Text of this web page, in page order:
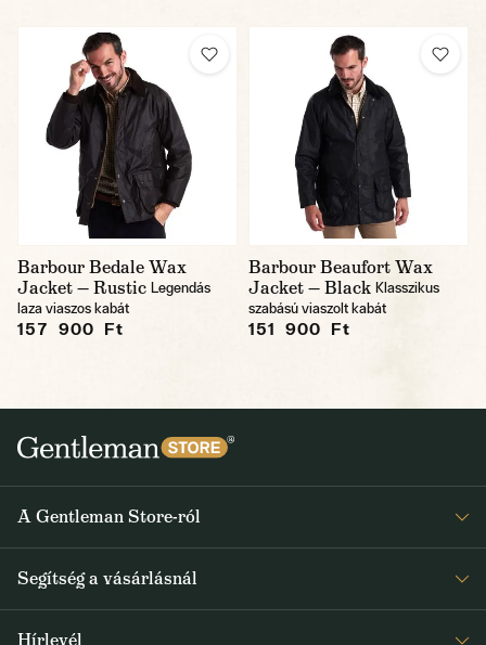
Barbour Bedale Wax
Jacket — Rustic Legendás
laza viaszos kabát
157 900 Ft
Barbour Beaufort Wax
Jacket — Black Klasszikus
szabású viaszolt kabát
151 900 Ft
A Gentleman Store-ról
Rólunk
Journal
Segítség a vásárlásnál
Hírlevél